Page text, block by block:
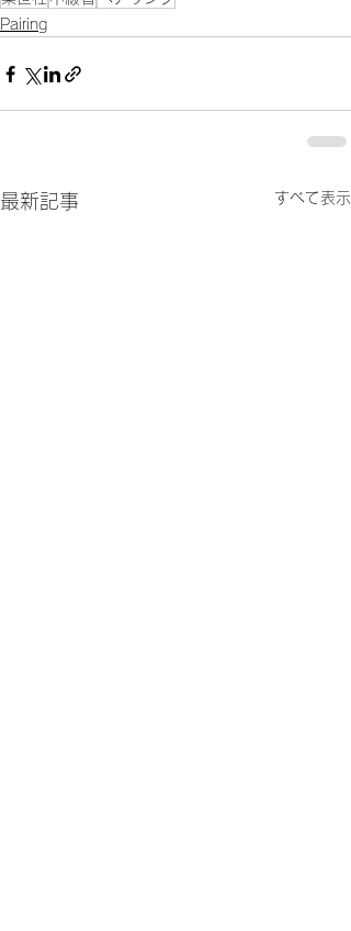
Pairing
最新記事 すべて表示